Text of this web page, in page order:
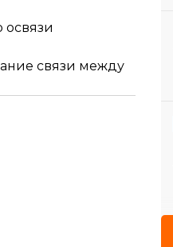
освязи
связи между